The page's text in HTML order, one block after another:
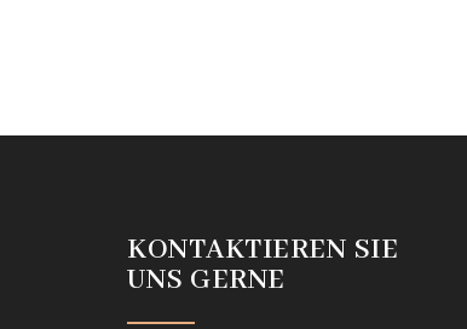
KONTAKTIEREN SIE
UNS GERNE